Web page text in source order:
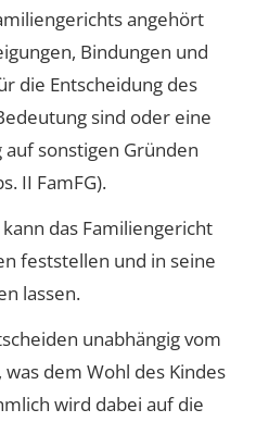
angehört
Bindungen und
die Entscheidung des
sind oder eine
sonstigen Gründen
II FamFG).
das Familiengericht
feststellen und in seine
lassen.
unabhängig vom
dem Wohl des Kindes
wird dabei auf die